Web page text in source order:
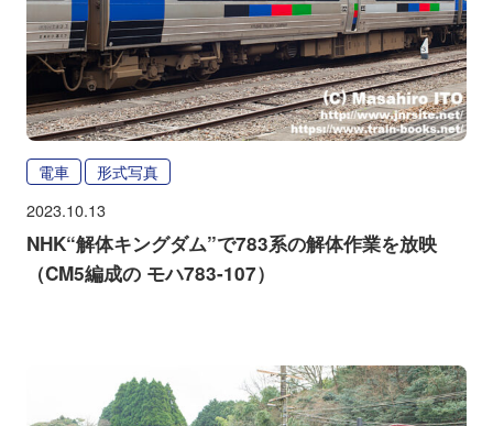
電車 形式写真
2023.10.13
NHK“解体キングダム”で783系の解体作業を放映
（CM5編成の モハ783-107）